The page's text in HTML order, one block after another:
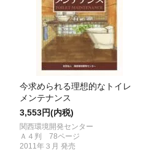
今求められる理想的なトイレ
メンテナンス
3,553円(内税)
関西環境開発センター
Ａ４判 78ページ
2011年３月 発売